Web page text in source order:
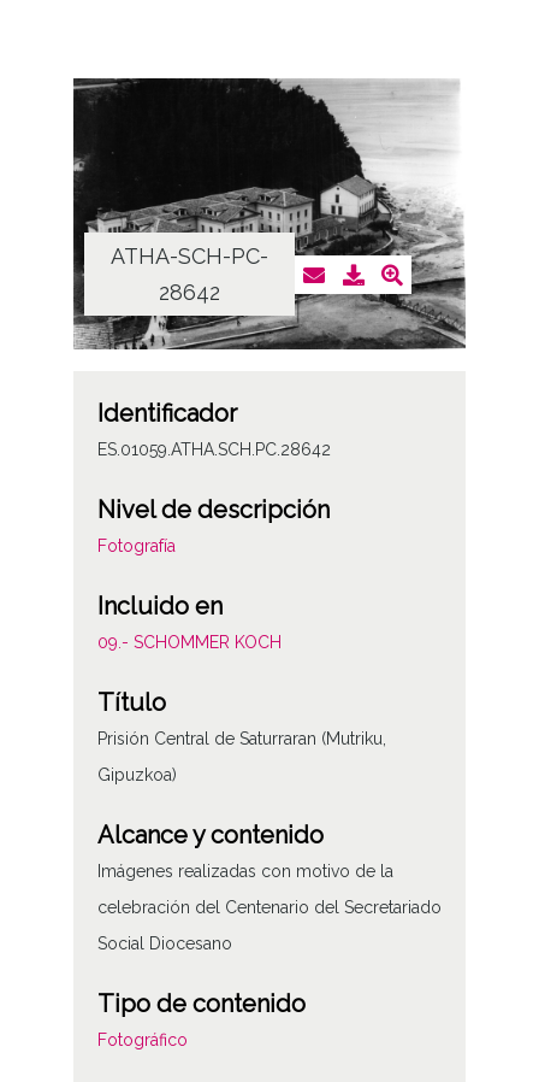
ATHA-SCH-PC-
28642
Identificador
ES.01059.ATHA.SCH.PC.28642
Nivel de descripción
Fotografía
Incluido en
09.- SCHOMMER KOCH
Título
Prisión Central de Saturraran (Mutriku,
Gipuzkoa)
Alcance y contenido
Imágenes realizadas con motivo de la
celebración del Centenario del Secretariado
Social Diocesano
Tipo de contenido
Fotográfico